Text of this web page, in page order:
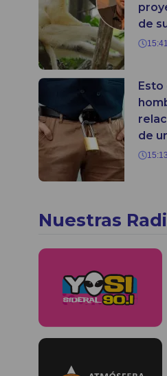
de
Esto
de
Nuestras